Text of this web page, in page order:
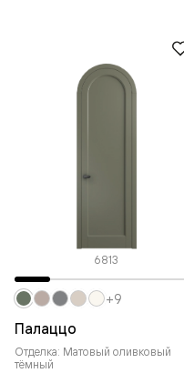
6813
Палаццо
Отделка: Матовый оливковый
тёмный
+9